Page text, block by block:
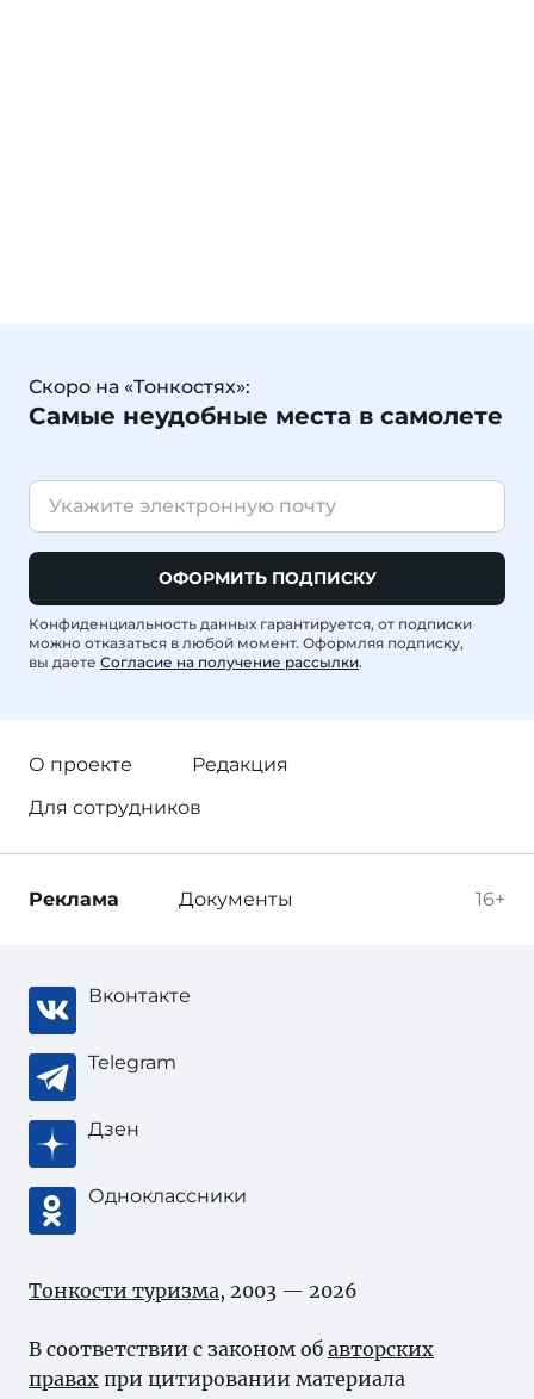
Скоро на «Тонкостях»:
Самые неудобные места в самолете
ОФОРМИТЬ ПОДПИСКУ
Конфиденциальность данных гарантируется, от подписки
можно отказаться в любой момент. Оформляя подписку,
вы даете Согласие на получение рассылки.
О проекте
Редакция
Для сотрудников
16+
Реклама Документы
Вконтакте
Telegram
Дзен
Одноклассники
Тонкости туризма, 2003 — 2026
В соответствии с законом об авторских
правах при цитировании материала